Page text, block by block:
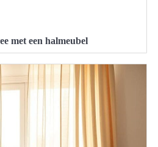
met een halmeubel